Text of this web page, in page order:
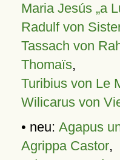
Maria Jesús „a
Radulf von
Tassach von
Thomaïs,
Turibius von Le
Wilicarus von
• neu: Agapus
Agrippa Castor,